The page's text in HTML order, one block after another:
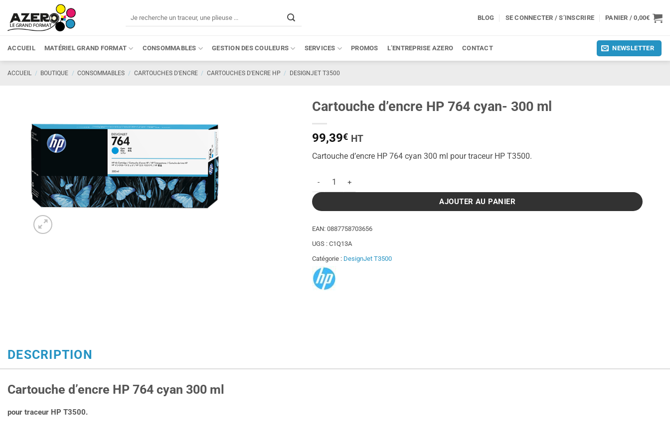
contenu
BLOG SE CONNECTER / S’INSCRIRE PANIER /0,00€
ACCUEIL MATÉRIEL GRAND FORMAT CONSOMMABLES GESTION DES COULEURS SERVICES PROMOS L’ENTREPRISE AZERO CONTACT NEWSLETTER
ACCUEIL / BOUTIQUE / CONSOMMABLES / CARTOUCHES D'ENCRE / CARTOUCHES D'ENCRE HP / DESIGNJET T3500
Cartouche d’encre HP 764 cyan- 300 ml
99,39€ HT
Cartouche d’encre HP 764 cyan 300 ml pour traceur HP T3500.
quantité de Cartouche d'encre HP 764 cyan- 300 ml
AJOUTER AU PANIER
EAN:0887758703656
UGS :C1Q13A
Catégorie : DesignJet T3500
DESCRIPTION
Cartouche d’encre HP 764 cyan 300 ml
pour traceur HP T3500.